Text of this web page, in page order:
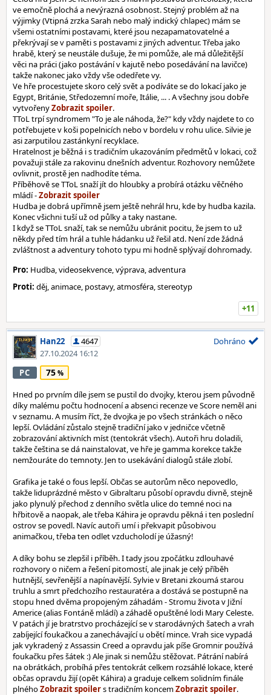
ve emočně plochá a nevýrazná osobnost. Stejný problém až na
výjimky (Vtipná zrzka Sarah nebo malý indický chlapec) mám se
všemi ostatními postavami, které jsou nezapamatovatelné a
překrývají se v paměti s postavami z jiných adventur. Třeba jako
hrabě, který se neustále dušuje, že mi pomůže, ale má důležitější
věci na práci (jako postávání v kajutě nebo posedávání na lavičce)
takže nakonec jako vždy vše odedřete vy.
Ve hře procestujete skoro celý svět a podíváte se do lokací jako je
Egypt, Británie, Středozemní moře, Itálie, ... . A všechny jsou dobře
vytvořeny
.
TToL trpí syndromem "To je ale náhoda, že?" kdy vždy najdete to co
potřebujete v koši popelnicích nebo v bordelu v rohu ulice. Silvie je
asi zarputilou zastánkyní recyklace.
Hratelnost je běžná i s tradičním ukazováním předmětů v lokaci, což
považuji stále za rakovinu dnešních adventur. Rozhovory nemůžete
ovlivnit, prostě jen nadhodíte téma.
Příběhově se TToL snaží jít do hloubky a probírá otázku věčného
mládí -
Hudba je dobrá upřímně jsem ještě nehrál hru, kde by hudba kazila.
Konec všichni tuší už od půlky a taky nastane.
I když se TToL snaží, tak se nemůžu ubránit pocitu, že jsem to už
někdy před tím hrál a tuhle hádanku už řešil atd. Není zde žádná
zvláštnost a adventury tohoto typu mi hodně splývají dohromady.
Pro: Hudba, videosekvence, výprava, adventura
Proti: děj, animace, postavy, atmosféra, stereotyp
+11
Han22
4647
27.10.2024 16:12
Dohráno
PC 75
Hned po prvním díle jsem se pustil do dvojky, kterou jsem původně
díky malému počtu hodnocení a absenci recenze ve Score neměl ani
v seznamu. A musím říct, že dvojka je po všech stránkách o něco
lepší. Ovládání zůstalo stejně tradiční jako v jedničce včetně
zobrazování aktivních míst (tentokrát všech). Autoři hru doladili,
takže čeština se dá nainstalovat, ve hře je gamma korekce takže
nemžouráte do temnoty. Jen to usekávání dialogů stále zlobí.
Grafika je také o fous lepší. Občas se autorům něco nepovedlo,
takže liduprázdné město v Gibraltaru působí opravdu divně, stejně
jako plynulý přechod z denního světla ulice do temné noci na
hřbitově a naopak, ale třeba Káhira je opravdu pěkná i ten poslední
ostrov se povedl. Navíc autoři umí i překvapit působivou
animačkou, třeba ten odlet vzducholodí je úžasný!
A díky bohu se zlepšil i příběh. I tady jsou zpočátku zdlouhavé
rozhovory o ničem a řešení pitomostí, ale jinak je celý příběh
hutnější, sevřenější a napínavější. Sylvie v Bretani zkoumá starou
truhlu a smrt předchozího restauratéra a dostává se postupně na
stopu hned dvěma propojeným záhadám - Stromu života v Jižní
Americe (alias Fontáně mládí) a záhadě opuštěné lodi Mary Celeste.
V patách jí je bratrstvo procházející se v starodávných šatech a vrah
zabíjející foukačkou a zanechávající u obětí mince. Vrah sice vypadá
jak vykradený z Assassin Creed a opravdu jak píše Gromnir používá
foukačku přes šátek :) Ale jinak si nemůžu stěžovat. Pátrání nabírá
na obrátkách, probíhá přes tentokrát celkem rozsáhlé lokace, které
občas opravdu žijí (opět Káhira) a graduje celkem solidním finále
plného
s tradičním koncem
.